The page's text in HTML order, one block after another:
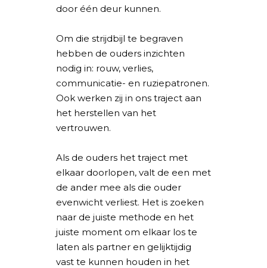
door één deur kunnen.
Om die strijdbijl te begraven
hebben de ouders inzichten
nodig in: rouw, verlies,
communicatie- en ruziepatronen.
Ook werken zij in ons traject aan
het herstellen van het
vertrouwen.
Als de ouders het traject met
elkaar doorlopen, valt de een met
de ander mee als die ouder
evenwicht verliest. Het is zoeken
naar de juiste methode en het
juiste moment om elkaar los te
laten als partner en gelijktijdig
vast te kunnen houden in het